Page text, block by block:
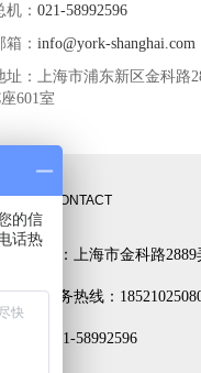
机： 021-58992596
箱： info@york-shanghai.com
址：上海市浦东新区金科路
601室
方式CONTACT
公司地址：上海市金科路2889
小时服务热线：
电话： 021-58992596
的信
话热